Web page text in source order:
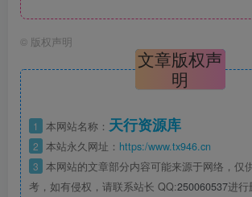
© 版权声明
文章版权声
明
1 本网站名称： 天行资源库
2 本站永久网址： https:/www.tx946.cn
3 本网站的文章部分内容可能来源于网络，仅
考，如有侵权，请联系站长 QQ:250060537进行